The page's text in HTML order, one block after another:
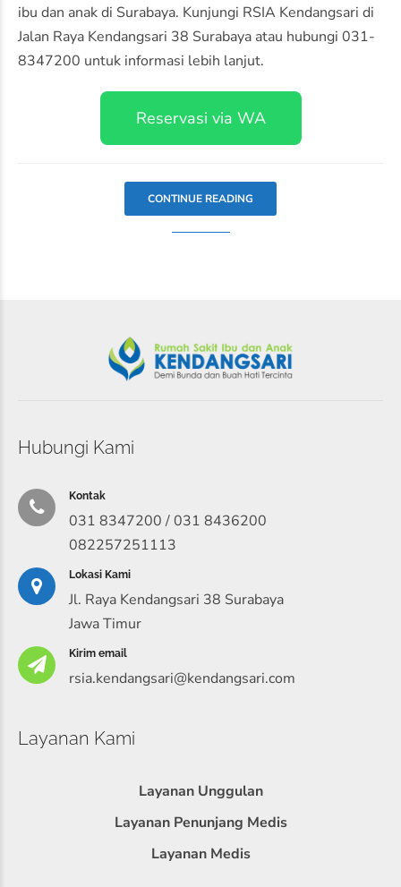
ibu dan anak di Surabaya. Kunjungi RSIA Kendangsari di
Jalan Raya Kendangsari 38 Surabaya atau hubungi 031-
8347200 untuk informasi lebih lanjut.
Reservasi via WA
CONTINUE READING
Hubungi Kami
Kontak
031 8347200 / 031 8436200
082257251113
Lokasi Kami
Jl. Raya Kendangsari 38 Surabaya
Jawa Timur
Kirim email
rsia.kendangsari@kendangsari.com
Layanan Kami
Layanan Unggulan
Layanan Penunjang Medis
Layanan Medis